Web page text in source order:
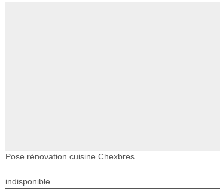
Pose rénovation cuisine Chexbres
indisponible